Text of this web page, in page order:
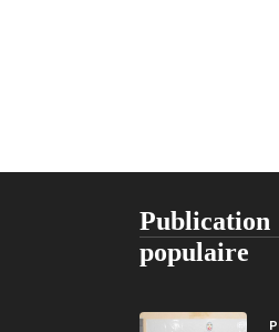
Publication
populaire